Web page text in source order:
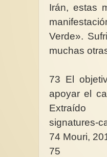
Irán, estas
Verde».
muchas
73 El
apoyar el
Extraído
signatures-
74 Mouri,
75